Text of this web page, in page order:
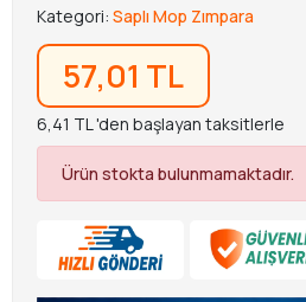
Kategori: Saplı Mop Zımpara
57,01 TL
6,41 TL 'den başlayan taksitlerle
Ürün stokta bulunmamaktadır.